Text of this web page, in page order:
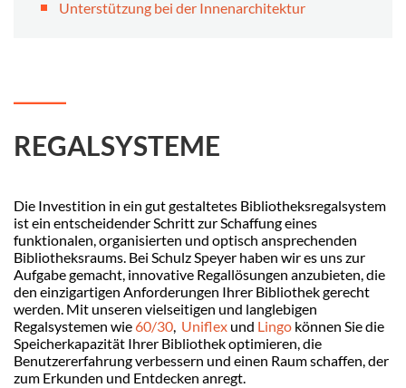
Unterstützung bei der Innenarchitektur
REGALSYSTEME
Die Investition in ein gut gestaltetes Bibliotheksregalsystem
ist ein entscheidender Schritt zur Schaffung eines
funktionalen, organisierten und optisch ansprechenden
Bibliotheksraums. Bei Schulz Speyer haben wir es uns zur
Aufgabe gemacht, innovative Regallösungen anzubieten, die
den einzigartigen Anforderungen Ihrer Bibliothek gerecht
werden. Mit unseren vielseitigen und langlebigen
Regalsystemen wie60/30, Uniflex und Lingo können Sie die
Speicherkapazität Ihrer Bibliothek optimieren, die
Benutzererfahrung verbessern und einen Raum schaffen, der
zum Erkunden und Entdecken anregt.